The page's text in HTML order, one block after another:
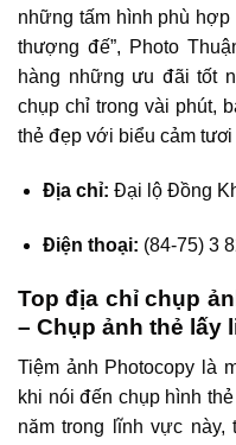
những tấm hình phù hợp
thượng đế”, Photo
hàng những ưu đãi tốt
chụp chỉ trong vài phút,
thẻ đẹp với biểu cảm
Địa chỉ: Đại lộ Đồng
Điện thoại: (84-75) 3
Top địa chỉ chụp
– Chụp ảnh thẻ lấy
Tiệm ảnh Photocopy là
khi nói đến chụp hình
năm trong lĩnh vực